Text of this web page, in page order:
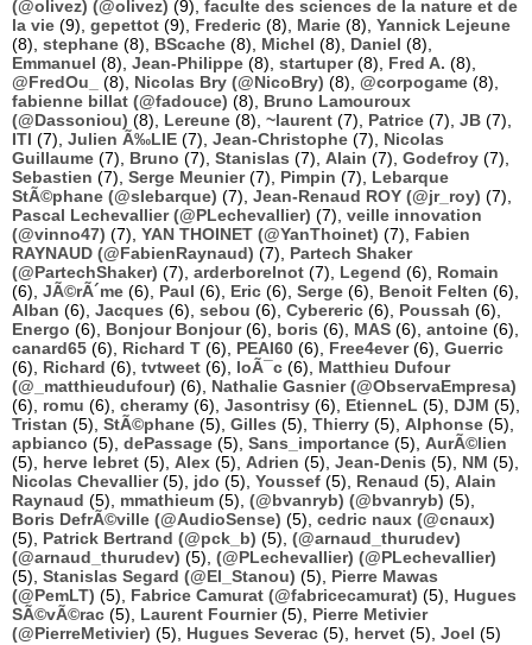
(@olivez) (@olivez) (9), faculte des sciences de la nature et de
la vie (9), gepettot (9), Frederic (8), Marie (8), Yannick Lejeune
(8), stephane (8), BScache (8), Michel (8), Daniel (8),
Emmanuel (8), Jean-Philippe (8), startuper(8), Fred A. (8),
@FredOu_
(8), Nicolas Bry (@NicoBry) (8), @corpogame (8),
fabienne billat (@fadouce) (8), Bruno Lamouroux
(@Dassoniou) (8), Lereune (8), ~laurent (7), Patrice (7), JB (7),
ITI (7), Julien Ã‰LIE (7), Jean-Christophe (7), Nicolas
Guillaume (7), Bruno (7), Stanislas (7), Alain (7), Godefroy (7),
Sebastien (7), Serge Meunier(7), Pimpin (7), Lebarque
StÃ©phane (@slebarque) (7), Jean-Renaud ROY (@jr_roy) (7),
Pascal Lechevallier (@PLechevallier) (7), veille innovation
(@vinno47) (7), YAN THOINET (@YanThoinet) (7), Fabien
RAYNAUD (@FabienRaynaud) (7), Partech Shaker
(@PartechShaker) (7), arderborelnot (7), Legend (6), Romain
(6), JÃ©rÃ´me (6), Paul (6), Eric (6), Serge (6), Benoit Felten (6),
Alban (6), Jacques (6), sebou (6), Cybereric (6), Poussah (6),
Energo (6), Bonjour Bonjour(6), boris (6), MAS (6), antoine (6),
canard65 (6), Richard T (6), PEAI60 (6), Free4ever(6), Guerric
(6), Richard (6), tvtweet (6), loÃ¯c (6), Matthieu Dufour
(@_matthieudufour) (6), Nathalie Gasnier (@ObservaEmpresa)
(6), romu (6), cheramy (6), Jasontrisy (6), EtienneL (5), DJM (5),
Tristan (5), StÃ©phane (5), Gilles (5), Thierry (5), Alphonse (5),
apbianco (5), dePassage (5), Sans_importance (5), AurÃ©lien
(5), herve lebret (5), Alex (5), Adrien (5), Jean-Denis (5), NM (5),
Nicolas Chevallier(5), jdo (5), Youssef (5), Renaud (5), Alain
Raynaud (5), mmathieum (5), (@bvanryb) (@bvanryb) (5),
Boris DefrÃ©ville (@AudioSense) (5), cedric naux (@cnaux)
(5), Patrick Bertrand (@pck_b) (5), (@arnaud_thurudev)
(@arnaud_thurudev) (5), (@PLechevallier) (@PLechevallier)
(5), Stanislas Segard (@El_Stanou) (5), Pierre Mawas
(@PemLT) (5), Fabrice Camurat (@fabricecamurat) (5), Hugues
SÃ©vÃ©rac (5), Laurent Fournier(5), Pierre Metivier
(@PierreMetivier) (5), Hugues Severac (5), hervet (5), Joel (5)